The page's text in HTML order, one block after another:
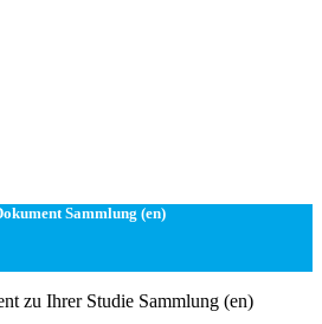
Sammlung (en)
zu Ihrer Studie Sammlung (en)